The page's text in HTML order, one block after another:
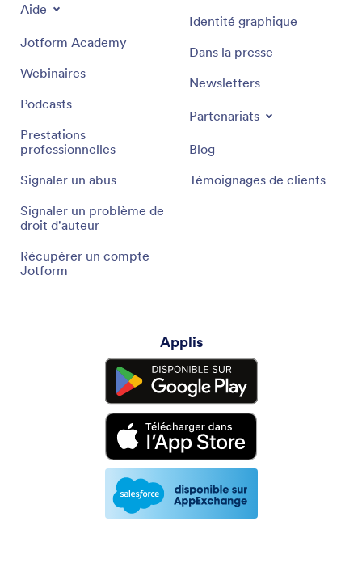
Aide
Jotform Academy
Webinaires
Podcasts
Prestations
professionnelles
Signaler un abus
Signaler un problème de
droit d'auteur
Récupérer un compte
Jotform
Identité graphique
Dans la presse
Newsletters
Partenariats
Blog
Témoignages de clients
Applis